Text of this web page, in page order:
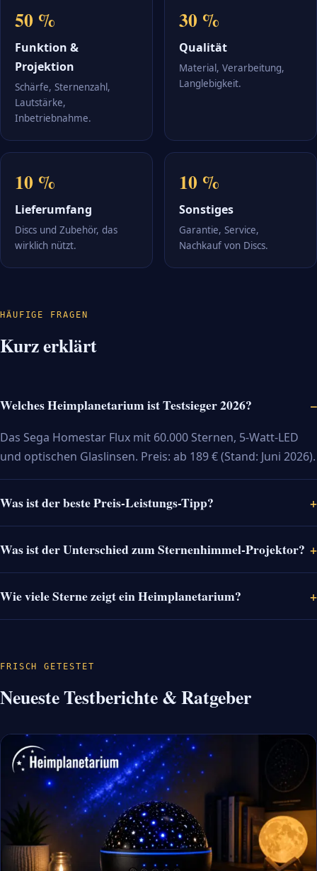
50 %
Funktion &
Projektion
Schärfe, Sternenzahl,
Lautstärke,
Inbetriebnahme.
30 %
Qualität
Material, Verarbeitung,
Langlebigkeit.
10 %
Lieferumfang
Discs und Zubehör, das
wirklich nützt.
10 %
Sonstiges
Garantie, Service,
Nachkauf von Discs.
HÄUFIGE FRAGEN
Kurz erklärt
Welches Heimplanetarium ist Testsieger 2026?
Das Sega Homestar Flux mit 60.000 Sternen, 5-Watt-LED
und optischen Glaslinsen. Preis: ab 189 € (Stand: Juni 2026).
Was ist der beste Preis-Leistungs-Tipp?
Was ist der Unterschied zum Sternenhimmel-Projektor?
Wie viele Sterne zeigt ein Heimplanetarium?
FRISCH GETESTET
Neueste Testberichte & Ratgeber